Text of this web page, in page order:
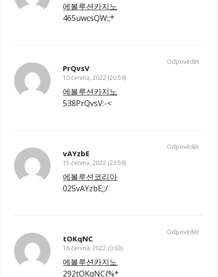
에볼루션카지노
465uwcsQW:;*
PrQvsV
10 června, 2022 (20:59)
에볼루션카지노
538PrQvsV:-<
Odpovědět
vAYzbE
15 června, 2022 (23:59)
에볼루션코리아
025vAYzbE;;/
Odpovědět
tOKqNC
16 června, 2022 (0:03)
에볼루션카지노
292tOKqNC{%*
Odpovědět